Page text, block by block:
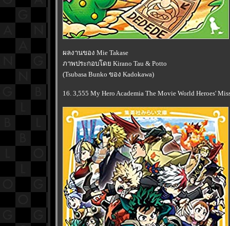
ผลงานของ Mie Takase
ภาพประกอบโดย Kirano Tau & Potto
(Tsubasa Bunko ของ Kadokawa)
16. 3,555 My Hero Academia The Movie World Heroes'